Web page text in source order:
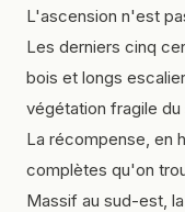
L'ascension n'est
Les derniers cinq
bois et longs
végétation fragile
La récompense, en
complètes qu'on
Massif au sud-est,